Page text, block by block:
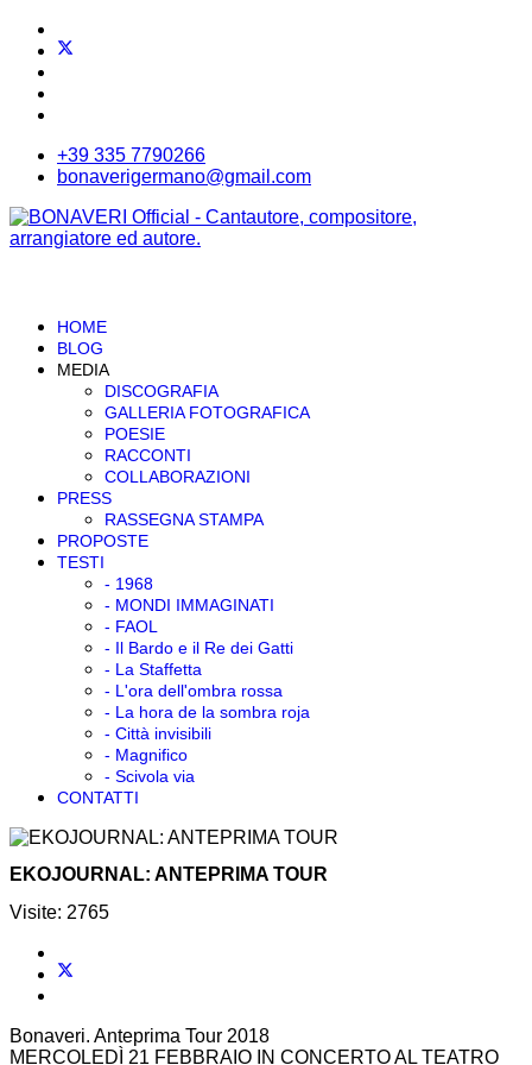
+39 335 7790266
HOME
BLOG
MEDIA
DISCOGRAFIA
GALLERIA FOTOGRAFICA
POESIE
RACCONTI
COLLABORAZIONI
PRESS
RASSEGNA STAMPA
PROPOSTE
- 1968
- MONDI IMMAGINATI
- FAOL
- Il Bardo e il Re dei Gatti
- La Staffetta
- L'ora dell'ombra rossa
- Città invisibili
- Magnifico
CONTATTI
EKOJOURNAL: ANTEPRIMA TOUR
Visite: 2765